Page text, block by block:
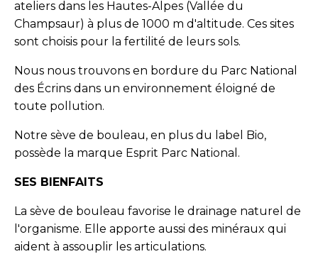
ateliers dans les Hautes-Alpes (Vallée du
Champsaur) à plus de 1000 m d'altitude. Ces sites
sont choisis pour la fertilité de leurs sols.
Nous nous trouvons en bordure du Parc National
des Écrins dans un environnement éloigné de
toute pollution.
Notre sève de bouleau, en plus du label Bio,
possède la marque Esprit Parc National.
SES BIENFAITS
La sève de bouleau favorise le drainage naturel de
l'organisme. Elle apporte aussi des minéraux qui
aident à assouplir les articulations.